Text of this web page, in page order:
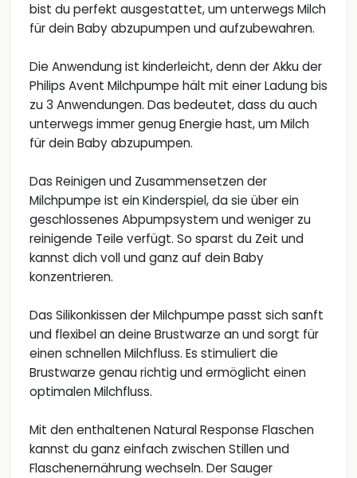
bist du perfekt ausgestattet, um unterwegs Milch
für dein Baby abzupumpen und aufzubewahren.
Die Anwendung ist kinderleicht, denn der Akku der
Philips Avent Milchpumpe hält mit einer Ladung bis
zu 3 Anwendungen. Das bedeutet, dass du auch
unterwegs immer genug Energie hast, um Milch
für dein Baby abzupumpen.
Das Reinigen und Zusammensetzen der
Milchpumpe ist ein Kinderspiel, da sie über ein
geschlossenes Abpumpsystem und weniger zu
reinigende Teile verfügt. So sparst du Zeit und
kannst dich voll und ganz auf dein Baby
konzentrieren.
Das Silikonkissen der Milchpumpe passt sich sanft
und flexibel an deine Brustwarze an und sorgt für
einen schnellen Milchfluss. Es stimuliert die
Brustwarze genau richtig und ermöglicht einen
optimalen Milchfluss.
Mit den enthaltenen Natural Response Flaschen
kannst du ganz einfach zwischen Stillen und
Flaschenernährung wechseln. Der Sauger